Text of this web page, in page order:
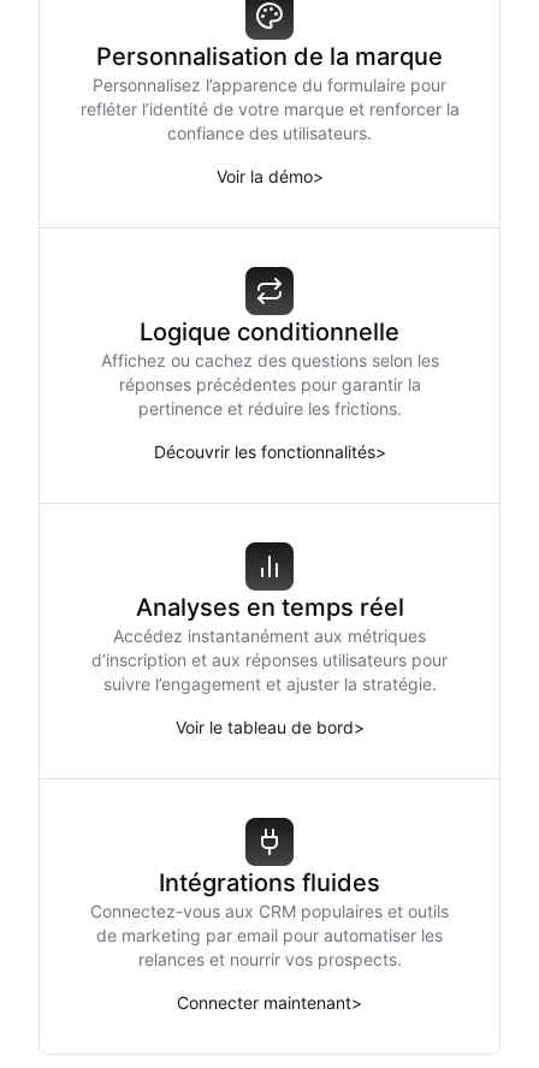
Personnalisation de la marque
Personnalisez l’apparence du formulaire pour
refléter l’identité de votre marque et renforcer la
confiance des utilisateurs.
Voir la démo>
Logique conditionnelle
Affichez ou cachez des questions selon les
réponses précédentes pour garantir la
pertinence et réduire les frictions.
Découvrir les fonctionnalités>
Analyses en temps réel
Accédez instantanément aux métriques
d’inscription et aux réponses utilisateurs pour
suivre l’engagement et ajuster la stratégie.
Voir le tableau de bord>
Intégrations fluides
Connectez-vous aux CRM populaires et outils
de marketing par email pour automatiser les
relances et nourrir vos prospects.
Connecter maintenant>